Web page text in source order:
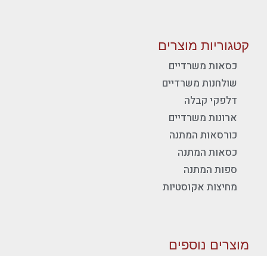
קטגוריות מוצרים
כסאות משרדיים
שולחנות משרדיים
דלפקי קבלה
ארונות משרדיים
כורסאות המתנה
כסאות המתנה
ספות המתנה
מחיצות אקוסטיות
מוצרים נוספים